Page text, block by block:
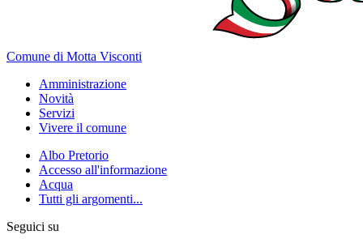
Comune di Motta Visconti
Amministrazione
Novità
Servizi
Vivere il comune
Albo Pretorio
Accesso all'informazione
Acqua
Tutti gli argomenti...
Seguici su